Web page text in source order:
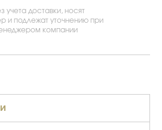
учета доставки, носят
и подлежат уточнению при
компании